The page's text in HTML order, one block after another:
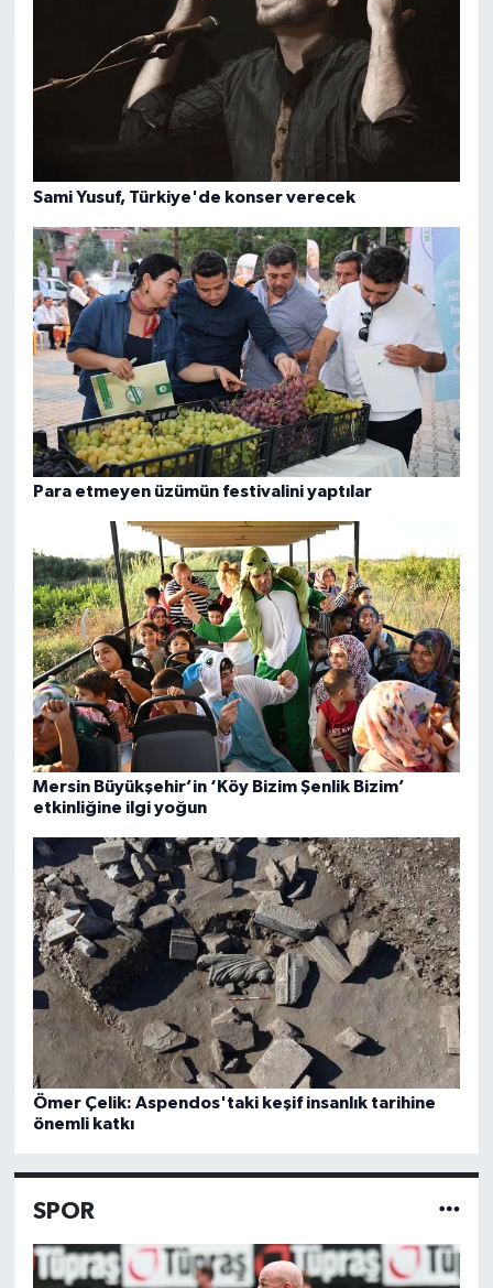
Sami Yusuf, Türkiye'de konser verecek
Para etmeyen üzümün festivalini yaptılar
Mersin Büyükşehir’in ‘Köy Bizim Şenlik Bizim’
etkinliğine ilgi yoğun
Ömer Çelik: Aspendos'taki keşif insanlık tarihine
önemli katkı
SPOR